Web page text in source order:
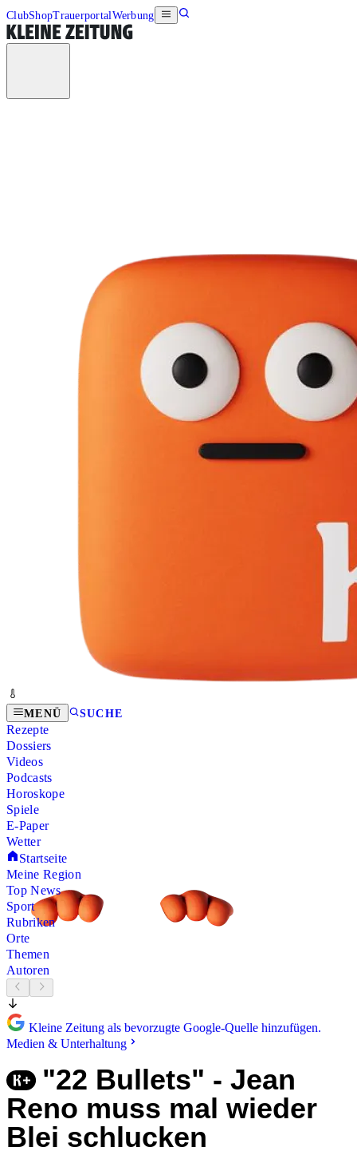
ClubShopTrauerportalWerbung
MENÜ SUCHE
Rezepte
Dossiers
Videos
Podcasts
Horoskope
Spiele
E-Paper
Wetter
Startseite
Meine Region
Top News
Sport
Rubriken
Orte
Themen
Autoren
Kleine Zeitung als bevorzugte Google-Quelle hinzufügen.
Medien & Unterhaltung
"22 Bullets" - Jean
Reno muss mal wieder
Blei schlucken